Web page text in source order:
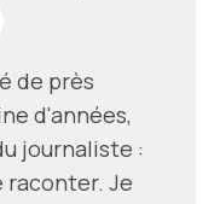
de près
d'années,
journaliste :
raconter. Je